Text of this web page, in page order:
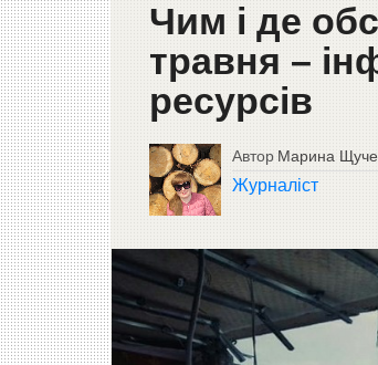
Чим і де
травня –
ресурсів
Автор Марина
Журналіст